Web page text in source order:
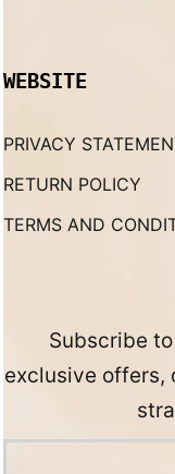
WEBSITE
PRIVACY
RETURN POLICY
TERMS AND
Subscribe
exclusive offers,